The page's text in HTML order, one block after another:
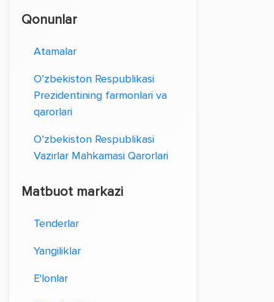
Qonunlar
Atamalar
O’zbekiston Respublikasi
Prezidentining farmonlari va
qarorlari
O’zbekiston Respublikasi
Vazirlar Mahkamasi Qarorlari
Matbuot markazi
Tenderlar
Yangiliklar
E'lonlar